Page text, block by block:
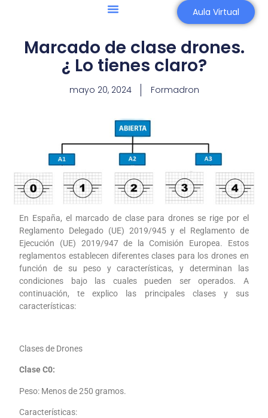
Aula Virtual
Marcado de clase drones.
¿ Lo tienes claro?
mayo 20, 2024 Formadron
En España, el marcado de clase para drones se rige por el
Reglamento Delegado (UE) 2019/945 y el Reglamento de
Ejecución (UE) 2019/947 de la Comisión Europea. Estos
reglamentos establecen diferentes clases para los drones en
función de su peso y características, y determinan las
condiciones bajo las cuales pueden ser operados. A
continuación, te explico las principales clases y sus
características:
Clases de Drones
Clase C0:
Peso: Menos de 250 gramos.
Características: